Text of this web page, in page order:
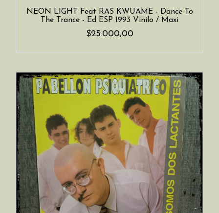
NEON LIGHT Feat RAS KWUAME - Dance To
The Trance - Ed ESP 1993 Vinilo / Maxi
$25.000,00